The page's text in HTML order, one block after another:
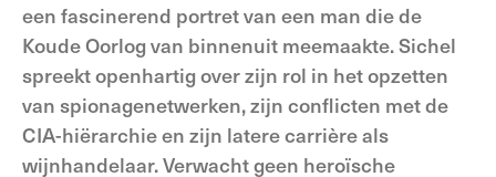
een fascinerend portret van een man die de
Koude Oorlog van binnenuit meemaakte. Sichel
spreekt openhartig over zijn rol in het opzetten
van spionagenetwerken, zijn conflicten met de
CIA-hiërarchie en zijn latere carrière als
wijnhandelaar. Verwacht geen heroïsche